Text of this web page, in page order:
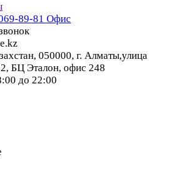
89-81 Офис
050000, г. Алматы,улица
БЦ Эталон, офис 248
до 22:00